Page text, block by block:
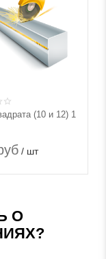
(10 и 12) 1
/ шт
О